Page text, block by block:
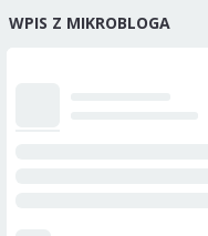
WPIS Z MIKROBLOGA